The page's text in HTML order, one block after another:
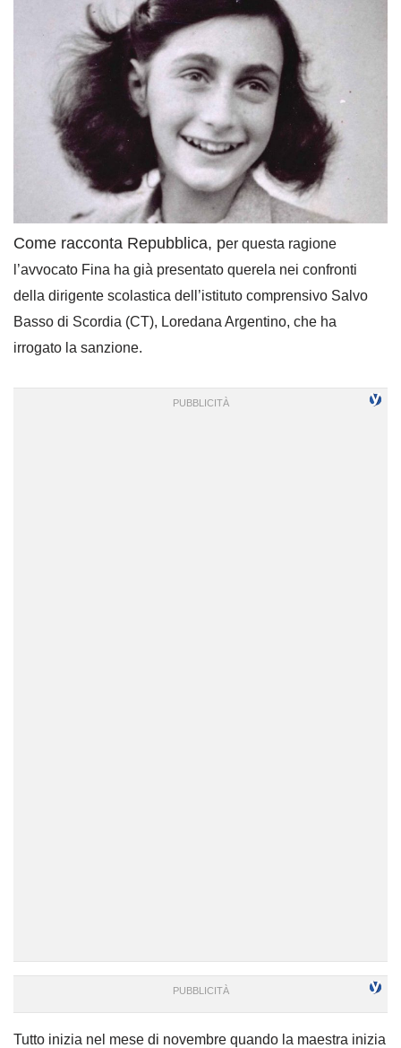
Come racconta Repubblica, per questa ragione
l’avvocato Fina ha già presentato querela nei confronti
della dirigente scolastica dell’istituto comprensivo Salvo
Basso di Scordia (CT), Loredana Argentino, che ha
irrogato la sanzione.
Tutto inizia nel mese di novembre quando la maestra inizia